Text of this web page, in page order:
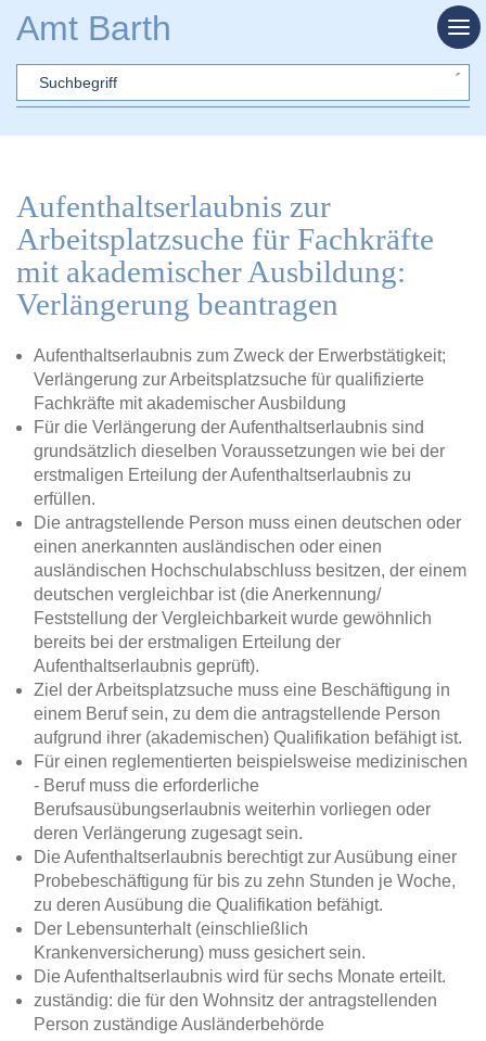
Amt Barth
Sword
Aufenthaltserlaubnis zur
Arbeitsplatzsuche für Fachkräfte
mit akademischer Ausbildung:
Verlängerung beantragen
Aufenthaltserlaubnis zum Zweck der Erwerbstätigkeit;
Verlängerung zur Arbeitsplatzsuche für qualifizierte
Fachkräfte mit akademischer Ausbildung
Für die Verlängerung der Aufenthaltserlaubnis sind
grundsätzlich dieselben Voraussetzungen wie bei der
erstmaligen Erteilung der Aufenthaltserlaubnis zu
erfüllen.
Die antragstellende Person muss einen deutschen oder
einen anerkannten ausländischen oder einen
ausländischen Hochschulabschluss besitzen, der einem
deutschen vergleichbar ist (die Anerkennung/
Feststellung der Vergleichbarkeit wurde gewöhnlich
bereits bei der erstmaligen Erteilung der
Aufenthaltserlaubnis geprüft).
Ziel der Arbeitsplatzsuche muss eine Beschäftigung in
einem Beruf sein, zu dem die antragstellende Person
aufgrund ihrer (akademischen) Qualifikation befähigt ist.
Für einen reglementierten beispielsweise medizinischen
- Beruf muss die erforderliche
Berufsausübungserlaubnis weiterhin vorliegen oder
deren Verlängerung zugesagt sein.
Die Aufenthaltserlaubnis berechtigt zur Ausübung einer
Probebeschäftigung für bis zu zehn Stunden je Woche,
zu deren Ausübung die Qualifikation befähigt.
Der Lebensunterhalt (einschließlich
Krankenversicherung) muss gesichert sein.
Die Aufenthaltserlaubnis wird für sechs Monate erteilt.
zuständig: die für den Wohnsitz der antragstellenden
Person zuständige Ausländerbehörde